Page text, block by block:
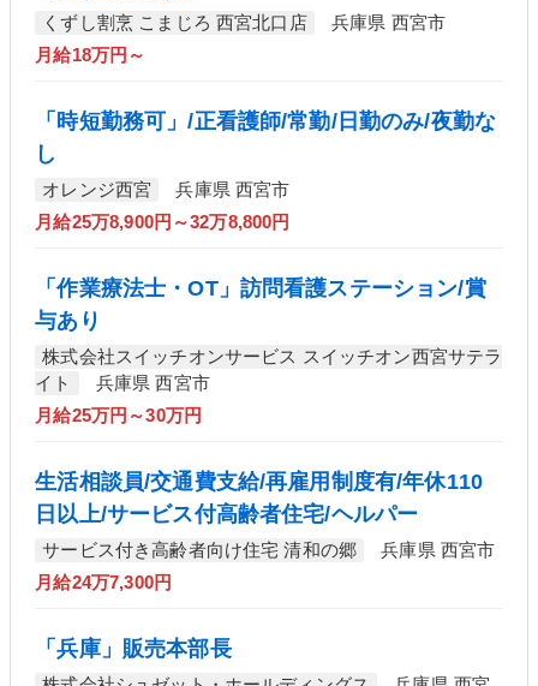
くずし割烹 こまじろ 西宮北口店
兵庫県 西宮市
月給18万円～
「時短勤務可」/正看護師/常勤/日勤のみ/夜勤な
し
オレンジ西宮
兵庫県 西宮市
月給25万8,900円～32万8,800円
「作業療法士・OT」訪問看護ステーション/賞
与あり
株式会社スイッチオンサービス スイッチオン西宮サテラ
イト
兵庫県 西宮市
月給25万円～30万円
生活相談員/交通費支給/再雇用制度有/年休110
日以上/サービス付高齢者住宅/ヘルパー
サービス付き高齢者向け住宅 清和の郷
兵庫県 西宮市
月給24万7,300円
「兵庫」販売本部長